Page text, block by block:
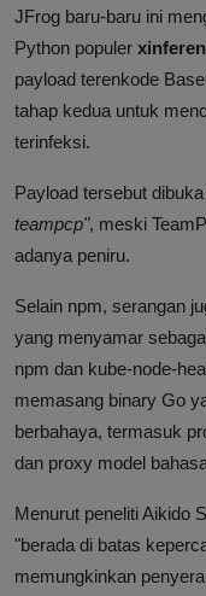
JFrog baru-baru ini
Python populer
payload terenkode
tahap kedua untuk
terinfeksi.
Payload tersebut
teampcp", meski
adanya peniru.
Selain npm, serangan
yang menyamar
npm dan kube-node-
memasang binary Go
berbahaya, termasuk
dan proxy model
Menurut peneliti Aikido
"berada di batas
memungkinkan